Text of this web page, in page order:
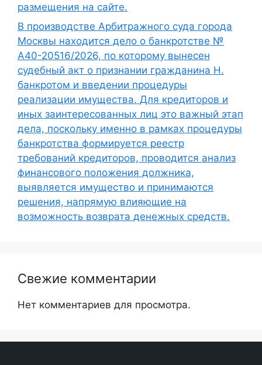
размещения на сайте.
В производстве Арбитражного суда города
Москвы находится дело о банкротстве №
А40-20516/2026, по которому вынесен
судебный акт о признании гражданина Н.
банкротом и введении процедуры
реализации имущества. Для кредиторов и
иных заинтересованных лиц это важный этап
дела, поскольку именно в рамках процедуры
банкротства формируется реестр
требований кредиторов, проводится анализ
финансового положения должника,
выявляется имущество и принимаются
решения, напрямую влияющие на
возможность возврата денежных средств.
Свежие комментарии
Нет комментариев для просмотра.